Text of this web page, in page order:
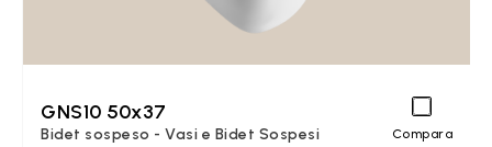
GNS10 50x37
Bidet sospeso - Vasi e Bidet Sospesi Compara